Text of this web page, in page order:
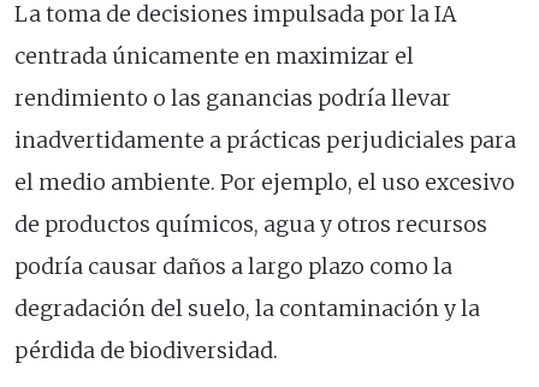
La toma de decisiones impulsada por la IA
centrada únicamente en maximizar el
rendimiento o las ganancias podría llevar
inadvertidamente a prácticas perjudiciales para
el medio ambiente. Por ejemplo, el uso excesivo
de productos químicos, agua y otros recursos
podría causar daños a largo plazo como la
degradación del suelo, la contaminación y la
pérdida de biodiversidad.